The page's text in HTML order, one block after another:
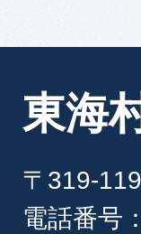
東海
〒319-
電話番号